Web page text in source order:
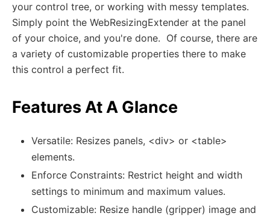
your control tree, or working with messy templates.
Simply point the WebResizingExtender at the panel
of your choice, and you're done. Of course, there are
a variety of customizable properties there to make
this control a perfect fit.
Features At A Glance
Versatile: Resizes panels, <div> or <table>
elements.
Enforce Constraints: Restrict height and width
settings to minimum and maximum values.
Customizable: Resize handle (gripper) image and